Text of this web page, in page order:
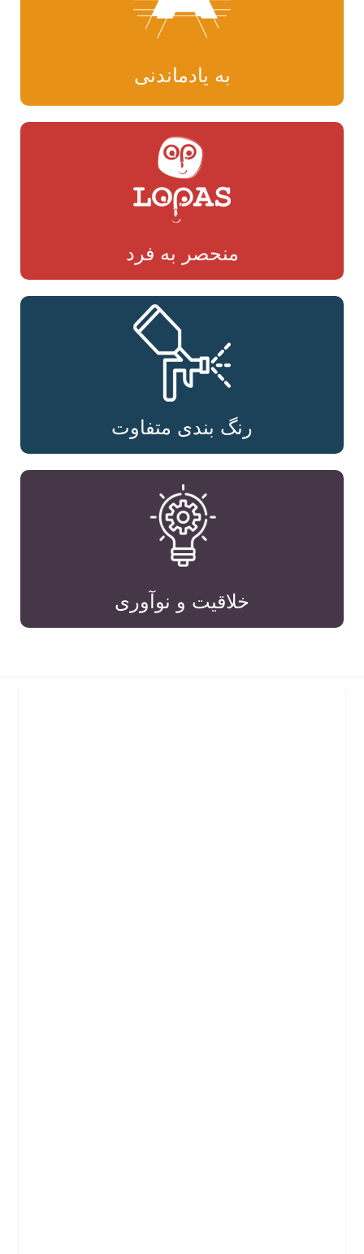
به یادماندنی
منحصر به فرد
رنگ بندی متفاوت
خلاقیت و نوآوری